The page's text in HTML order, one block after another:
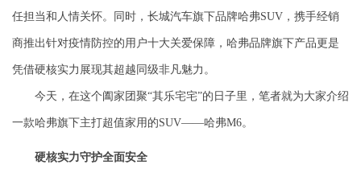
任担当和人情关怀。同时，长城汽车旗下品牌哈弗SUV ，携手经销
商推出针对疫情防控的用户十大关爱保障，哈弗品牌旗下产品更是
凭借硬核实力展现其超越同级非凡魅力。
今天，在这个阖家团聚“其乐宅宅”的日子里，笔者就为大家介绍
一款哈弗旗下主打超值家用 的SUV——哈弗M6。
硬核实力守护全面安全